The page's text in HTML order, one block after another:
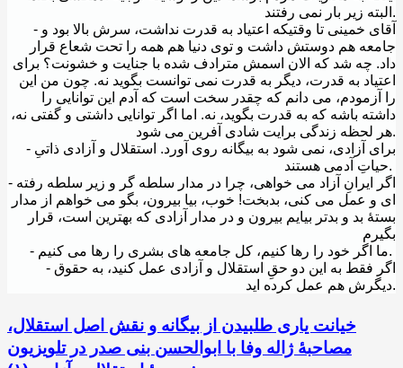
البته زیر بار نمی رفتند.
- آقای خمینی تا وقتیکه اعتیاد به قدرت نداشت، سرش بالا بود و
جامعه هم دوستش داشت و توی دنیا هم همه را تحت شعاع قرار
داد. چه شد که الان اسمش مترادف شده با جنایت و خشونت؟ برای
اعتیاد به قدرت، دیگر به قدرت نمی توانست بگوید نه. چون من این
را آزمودم، می دانم که چقدر سخت است که آدم این توانایی را
داشته باشه که به قدرت بگوید، نه. اما اگر توانایی داشتی و گفتی نه،
هر لحظه زندگی برایت شادی آفرین می شود.
- برای آزادی، نمی شود به بیگانه روی آورد. استقلال و آزادی ذاتیِ
حیاتِ آدمی هستند.
- اگر ایرانِ آزاد می خواهی، چرا در مدار سلطه گر و زیر سلطه رفته
ای و عمل می کنی، بدبخت! خوب، بیا بیرون، بگو می خواهم از مدار
بستۀ بد و بدتر بیایم بیرون و در مدار آزادی که بهترین است، قرار
بگیرم
- ما اگر خود را رها کنیم، کل جامعه های بشری را رها می کنیم.
- اگر فقط به این دو حقِ استقلال و آزادی عمل کنید، به حقوق
دیگرش هم عمل کرده اید.
خیانت یاری طلبیدن از بیگانه و نقش اصل استقلال،
مصاحبۀ ژاله وفا با ابوالحسن بنی صدر در تلویزیون